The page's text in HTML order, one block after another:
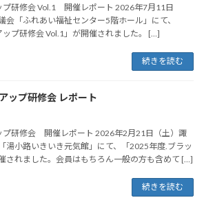
プ研修会 Vol.1 開催レポート 2026年7月11日
会「ふれあい福祉センター5階ホール」にて、
ップ研修会 Vol.1」が開催されました。 […]
続きを読む
ップ研修会 レポート
プ研修会 開催レポート 2026年2月21日（土）諏
⼩路いきいき元気館」にて、「2025年度.ブラッ
されました。会員はもちろん一般の方も含めて […]
続きを読む